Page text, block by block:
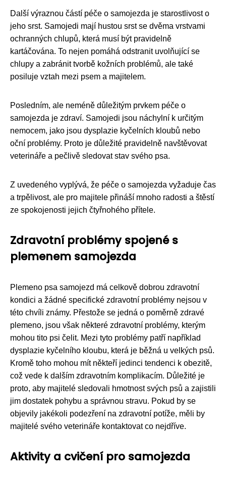
Další výraznou částí péče o samojezda je starostlivost o
jeho srst. Samojedi mají hustou srst se dvěma vrstvami
ochranných chlupů, která musí být pravidelně
kartáčována. To nejen pomáhá odstranit uvolňující se
chlupy a zabránit tvorbě kožních problémů, ale také
posiluje vztah mezi psem a majitelem.
Posledním, ale neméně důležitým prvkem péče o
samojezda je zdraví. Samojedi jsou náchylní k určitým
nemocem, jako jsou dysplazie kyčelních kloubů nebo
oční problémy. Proto je důležité pravidelně navštěvovat
veterináře a pečlivě sledovat stav svého psa.
Z uvedeného vyplývá, že péče o samojezda vyžaduje čas
a trpělivost, ale pro majitele přináší mnoho radosti a štěstí
ze spokojenosti jejich čtyřnohého přítele.
Zdravotní problémy spojené s
plemenem samojezda
Plemeno psa samojezd má celkově dobrou zdravotní
kondici a žádné specifické zdravotní problémy nejsou v
této chvíli známy. Přestože se jedná o poměrně zdravé
plemeno, jsou však některé zdravotní problémy, kterým
mohou tito psi čelit. Mezi tyto problémy patří například
dysplazie kyčelního kloubu, která je běžná u velkých psů.
Kromě toho mohou mít někteří jedinci tendenci k obezitě,
což vede k dalším zdravotním komplikacím. Důležité je
proto, aby majitelé sledovali hmotnost svých psů a zajistili
jim dostatek pohybu a správnou stravu. Pokud by se
objevily jakékoli podezření na zdravotní potíže, měli by
majitelé svého veterináře kontaktovat co nejdříve.
Aktivity a cvičení pro samojezda